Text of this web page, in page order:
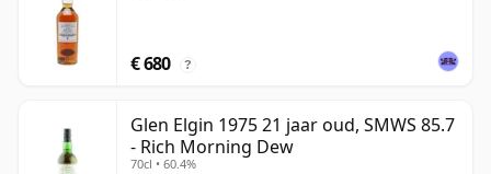
€ 680 ?
Glen Elgin 1975 21 jaar oud, SMWS 85.7
- Rich Morning Dew
70cl • 60.4%